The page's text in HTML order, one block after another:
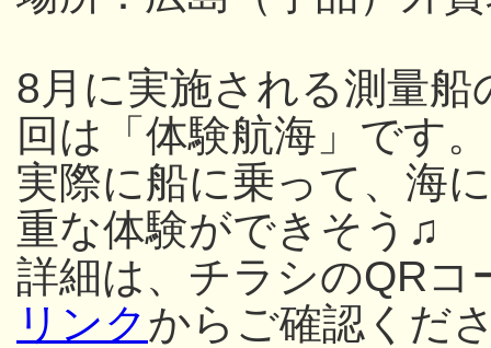
8月に実施される測量
回は「体験航海」です。
実際に船に乗って、海
重な体験ができそう♫
詳細は、チラシのQRコ
リンクからご確認くだ